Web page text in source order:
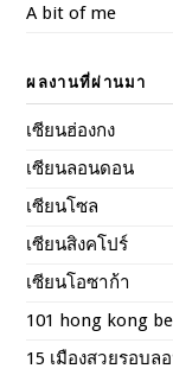
A bit of me
ผลงานที่ผ่านมา
เซียนฮ่องกง
เซียนลอนดอน
เซียนโซล
เซียนสิงคโปร์
เซียนโอซาก้า
101 hong kong
15 เมืองสวยรอบล